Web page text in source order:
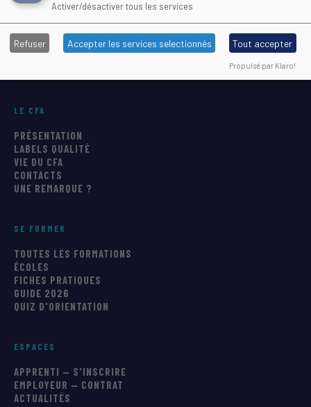
04 67 61 72 28 (9h–13h)
cfa@cfa-sport.com
LE CFA
PRÉSENTATION
LABELS QUALITÉ
VIE DU CFA
CONTACTS
UNE REMARQUE ?
SE FORMER
TOUTES LES FORMATIONS
ÉCOLES
FICHES PRATIQUES
GUIDE 2026
QUIZ D'ORIENTATION
ESPACES
APPRENTI — S'INSCRIRE
EMPLOYEUR — CONTRAT
ACTUALITÉS
Activer/désactiver tous les services
Refuser Accepter les services selectionnés Tout accepter
Propulsé par Klaro!